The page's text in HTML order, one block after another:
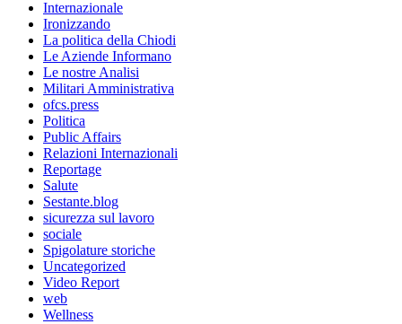
Internazionale
Ironizzando
La politica della Chiodi
Le Aziende Informano
Le nostre Analisi
Militari Amministrativa
ofcs.press
Politica
Public Affairs
Relazioni Internazionali
Reportage
Salute
Sestante.blog
sicurezza sul lavoro
sociale
Spigolature storiche
Uncategorized
Video Report
web
Wellness